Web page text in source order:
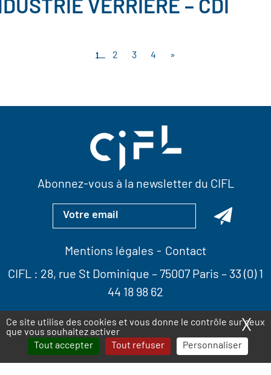
Ce site utilise des cookies et vous donne le contrôle sur ceux
que vous souhaitez activer
Tout accepter
Tout refuser Personnaliser
X
VERRIÈRE – CDI
1 2 3 4 »
Abonnez-vous à la newsletter du CIFL
Mentions légales
Contact
CIFL : 28, rue St Dominique – 75007 Paris – 33 (0) 1
44 18 98 62